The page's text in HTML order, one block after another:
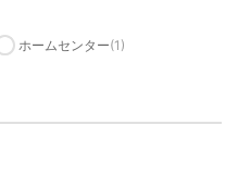
ホームセンター(1)